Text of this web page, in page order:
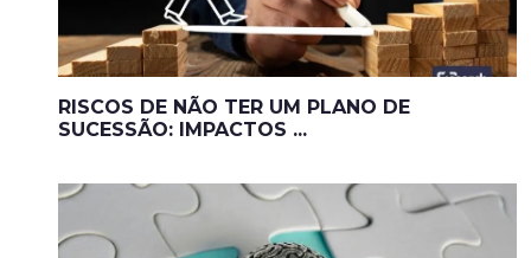
RISCOS DE NÃO TER UM PLANO DE
SUCESSÃO: IMPACTOS ...